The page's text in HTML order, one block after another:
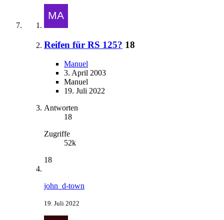
Reifen für RS 125? 18
Manuel
3. April 2003
Manuel
19. Juli 2022
Antworten
18
Zugriffe
52k
18
john_d-town
19. Juli 2022